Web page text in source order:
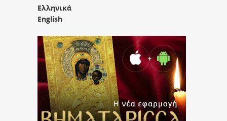
Ελληνικά
English